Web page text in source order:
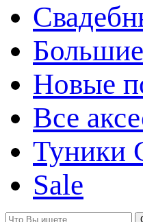
Новые
Все
Туники
Sale